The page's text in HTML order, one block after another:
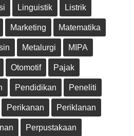
Linguistik Listrik
Marketing Matematika
Metalurgi MIPA
Otomotif Pajak
Pendidikan Peneliti
Perikanan Periklanan
Perpustakaan